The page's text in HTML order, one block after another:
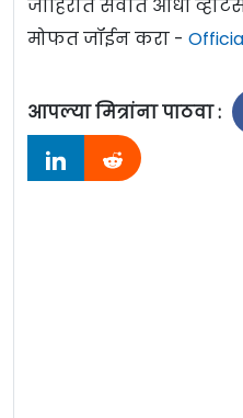
जाहिरात सर्वात आधी
मोफत जॉईन करा -
आपल्या मित्रांना पाठवा :